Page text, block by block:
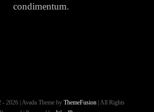
condimentum.
2026 | Avada Theme by ThemeFusion | All Rights